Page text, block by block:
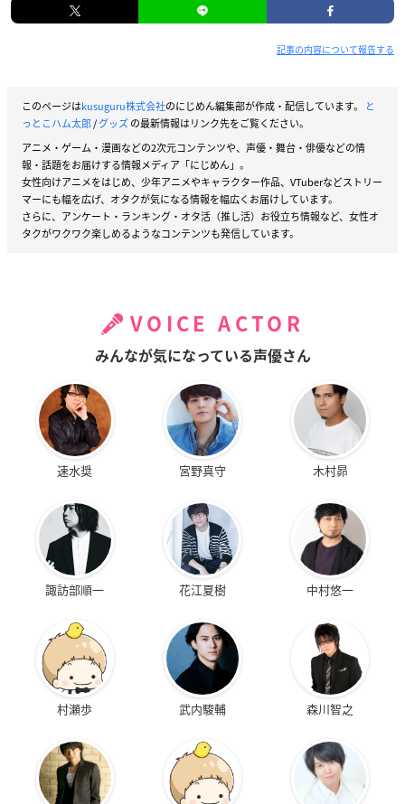
記事の内容について報告する
このページはkusuguru株式会社のにじめん編集部が作成・配信しています。
と
っとこハム太郎/グッズの最新情報はリンク先をご覧ください。
アニメ・ゲーム・漫画などの2次元コンテンツや、声優・舞台・俳優などの情
報・話題をお届けする情報メディア「にじめん」。
女性向けアニメをはじめ、少年アニメやキャラクター作品、VTuberなどストリー
マーにも幅を広げ、オタクが気になる情報を幅広くお届けしています。
さらに、アンケート・ランキング・オタ活（推し活）お役立ち情報など、女性オ
タクがワクワク楽しめるようなコンテンツも発信しています。
VOICE ACTOR
みんなが気になっている声優さん
速水奨 宮野真守 木村昴
諏訪部順一 花江夏樹 中村悠一
村瀬歩 武内駿輔 森川智之